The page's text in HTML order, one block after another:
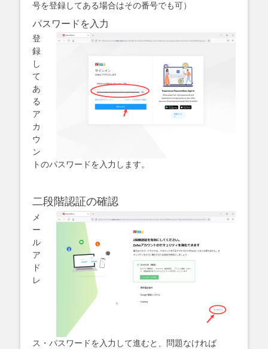
号を登録してある場合はその番号でも可）
パスワードを入力
登
録
し
て
あ
る
ア
カ
ウ
ン
トのパスワードを入力します。
二段階認証の確認
メ
ー
ル
ア
ド
レ
ス・パスワードを入力して進むと、問題なければ